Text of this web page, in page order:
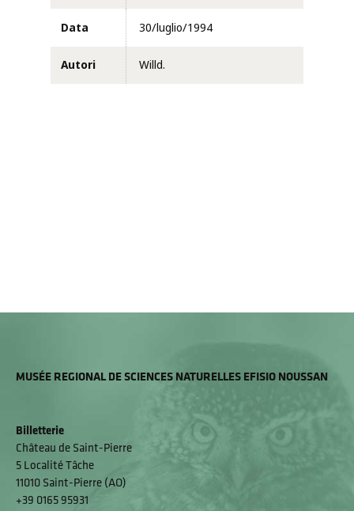
Data 30/luglio/1994
Autori Willd.
MUSÉE REGIONAL DE SCIENCES NATURELLES EFISIO NOUSSAN
Billetterie
Château de Saint-Pierre
5 Localité Tâche
11010 Saint-Pierre (AO)
+39 0165 95931